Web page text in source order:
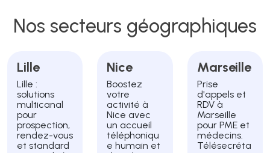
Nos secteurs géographiques
Lille
Lille :
solutions
multicanal
pour
prospection,
rendez-vous
et standard
Nice
Boostez
votre
activité à
Nice avec
un accueil
téléphoniqu
e humain et
Marseille
Prise
d'appels et
RDV à
Marseille
pour PME et
médecins.
Télésecréta